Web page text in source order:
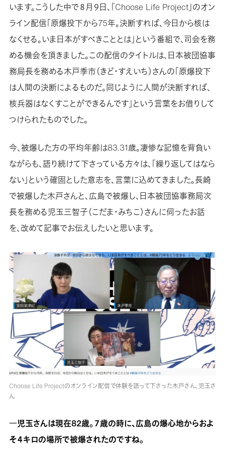
います。こうした中で８月９日、「Choose Life Project」のオン
ライン配信「原爆投下から75年。決断すれば、今日から核は
なくせる。いま日本がすべきこととは」という番組で、司会を務
める機会を頂きました。この配信のタイトルは、日本被団協事
務局長を務める木戸季市（きど・すえいち）さんの「原爆投下
は人間の決断によるものだ。同じように人間が決断すれば、
核兵器はなくすことができるんです」という言葉をお借りして
つけられたものでした。
今、被爆した方の平均年齢は83.31歳。凄惨な記憶を背負い
ながらも、語り続けて下さっている方々は、「繰り返してはなら
ない」という確固とした意志を、言葉に込めてきました。長崎
で被爆した木戸さんと、広島で被爆し、日本被団協事務局次
長を務める児玉三智子（こだま・みちこ）さんに伺ったお話
を、改めて記事でお伝えしたいと思います。
Choose Life Projectのオンライン配信で体験を語って下さった木戸さん、児玉さ
ん
―児玉さんは現在82歳。７歳の時に、広島の爆心地からおよ
そ４キロの場所で被爆されたのですね。